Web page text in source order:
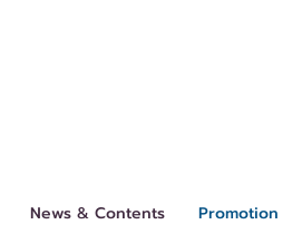
News & Contents Promotion